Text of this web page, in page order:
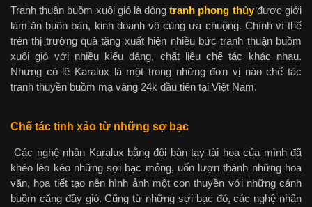
Tranh thuận buồm xuôi gió là dòngtranh phong thủyđược giới
làm ăn buôn bán, kinh doanh vô cùng ưa chuộng. Chính vì thế
trên thị trường quà tặng xuất hiện nhiều bức tranh thuận buồm
xuôi gió với nhiều kiểu dáng, chất liệu chế tác khác nhau.
Nhưng có lẽ Karalux là một trong những đơn vị nào chế tác
tranh thuyền buồm mạ vàng 24k đầu tiên tại Việt Nam.
Chế tác tinh xảo từ những sợ bạc
Các nghệ nhân Karalux bằng đôi bàn tay tài hoa của mình đã
khéo léo kéo những sợi bạc mỏng, uốn lượn thành những hoa
văn, họa tiết tạo nên hình ảnh một con thuyền với những cánh
buồm căng đầy gió. Cũng từ những sợi bạc đó, các nghệ nhân